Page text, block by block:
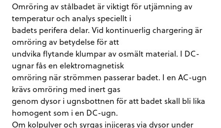
Omröring av stålbadet är viktigt för utjämning av
temperatur och analys speciellt i
badets perifera delar. Vid kontinuerlig chargering är
omröring av betydelse för att
undvika flytande klumpar av osmält material. I DC-
ugnar fås en elektromagnetisk
omröring när strömmen passerar badet. I en AC-ugn
krävs omröring med inert gas
genom dysor i ugnsbottnen för att badet skall bli lika
homogent som i en DC-ugn.
Om kolpulver och syrgas injiceras via dysor under